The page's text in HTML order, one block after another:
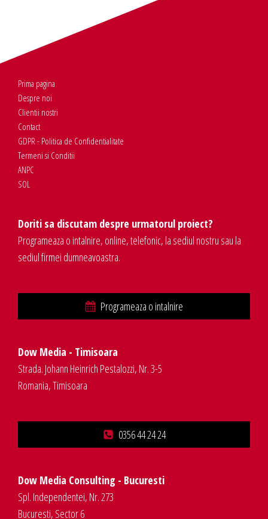
Prima pagina
Despre noi
Clientii nostri
Contact
GDPR - Politica de Confidentialitate
Termeni si Conditii
ANPC
SOL
Doriti sa discutam despre urmatorul proiect?
Programeaza o intalnire, online, telefonic, la sediul nostru sau la
sediul firmei dumneavoastra.
Programeaza o intalnire
Dow Media - Timisoara
Strada. Johann Heinrich Pestalozzi, Nr. 3-5
Romania, Timisoara
0356 44 24 24
Dow Media Consulting - Bucuresti
Spl. Independentei, Nr. 273
Bucuresti, Sector 6